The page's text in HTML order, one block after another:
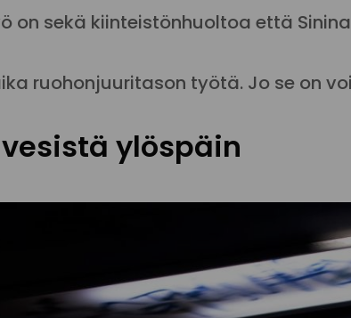
on sekä kiinteistönhuoltoa että
ruohonjuuritason työtä. Jo se on
ylöspäin